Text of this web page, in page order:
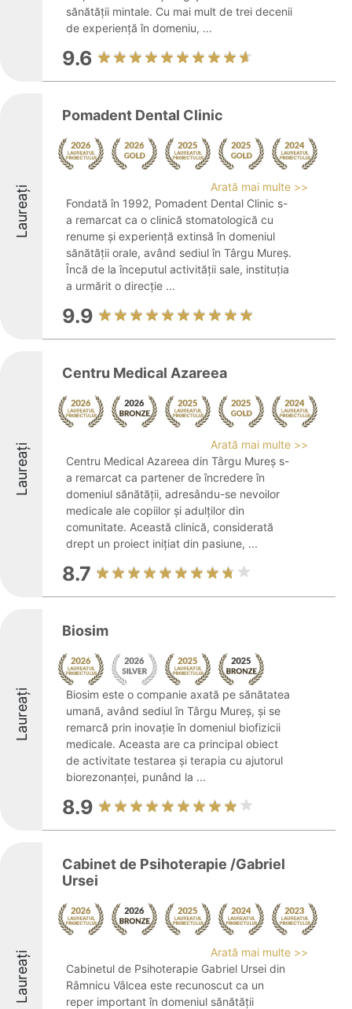
sănătății mintale. Cu mai mult de trei decenii
de experiență în domeniu, ...
9.6
Laureați
Pomadent Dental Clinic
Arată mai multe >>
Fondată în 1992, Pomadent Dental Clinic s-
a remarcat ca o clinică stomatologică cu
renume și experiență extinsă în domeniul
sănătății orale, având sediul în Târgu Mureș.
Încă de la începutul activității sale, instituția
a urmărit o direcție ...
9.9
Laureați
Centru Medical Azareea
Arată mai multe >>
Centru Medical Azareea din Târgu Mureș s-
a remarcat ca partener de încredere în
domeniul sănătății, adresându-se nevoilor
medicale ale copiilor și adulților din
comunitate. Această clinică, considerată
drept un proiect inițiat din pasiune, ...
8.7
Laureați
Biosim
Biosim este o companie axată pe sănătatea
umană, având sediul în Târgu Mureș, și se
remarcă prin inovație în domeniul biofizicii
medicale. Aceasta are ca principal obiect
de activitate testarea și terapia cu ajutorul
biorezonanței, punând la ...
8.9
Laureați
Cabinet de Psihoterapie /Gabriel
Ursei
Arată mai multe >>
Cabinetul de Psihoterapie Gabriel Ursei din
Râmnicu Vâlcea este recunoscut ca un
reper important în domeniul sănătății